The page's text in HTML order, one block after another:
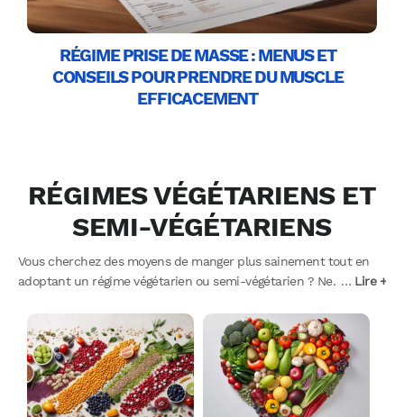
RÉGIME PRISE DE MASSE : MENUS ET
CONSEILS POUR PRENDRE DU MUSCLE
EFFICACEMENT
RÉGIMES VÉGÉTARIENS ET
SEMI-VÉGÉTARIENS
Vous cherchez des moyens de manger plus sainement tout en
adoptant un régime végétarien ou semi-végétarien ? Ne
aider à atteindre vos objectifs de santé et de bien-être ! Dans
cette section, nous vous proposons des articles détaillés sur
différents régimes à base de plantes, avec des conseils
pratiques pour avoir une alimentation aussi équilibrée que
respectueuse des animaux et de l’environnement.
… Lire +